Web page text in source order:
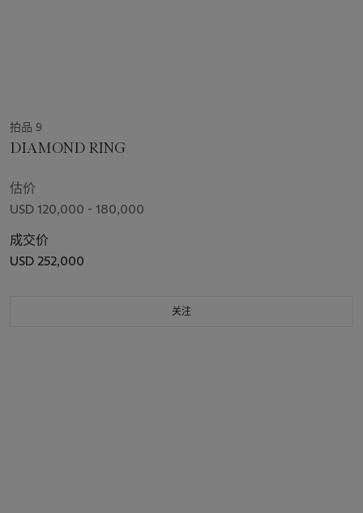
拍品 9
DIAMOND RING
估价
USD 120,000 - 180,000
成交价
USD 252,000
关注